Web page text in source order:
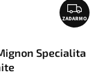
Z
A
A
ZADARMO
Specialita